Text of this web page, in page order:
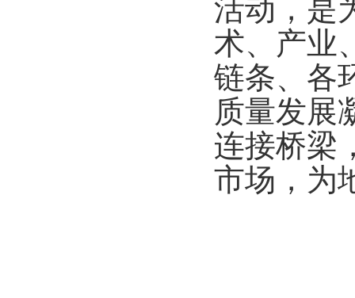
活动，是
术、产业
链条、各
质量发展
连接桥梁
市场，为